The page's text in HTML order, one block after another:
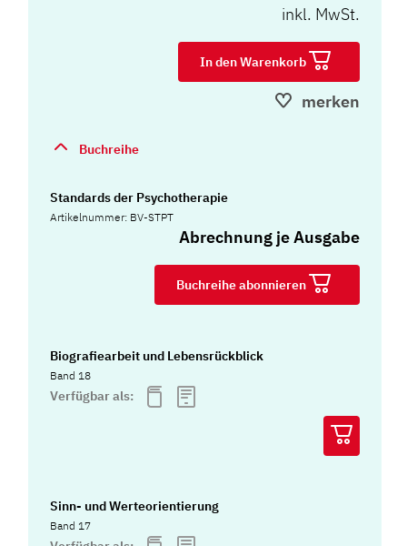
inkl. MwSt.
In den Warenkorb
merken
Buchreihe
Standards der Psychotherapie
Artikelnummer: BV-STPT
Abrechnung je Ausgabe
Buchreihe abonnieren
Biografiearbeit und Lebensrückblick
Band 18
Verfügbar als:
Sinn- und Werteorientierung
Band 17